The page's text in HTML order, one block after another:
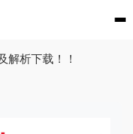
解析下载！！